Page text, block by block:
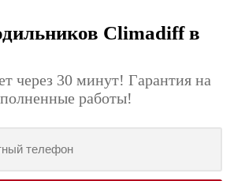
Climadiff в
через 30 минут! Гарантия на